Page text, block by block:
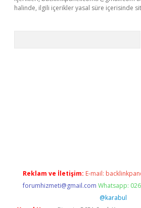
halinde, ilgili içerikler yasal süre içerisinde
Reklam ve İletişim: E-mail:
forumhizmeti@gmail.com Whatsapp:
@karabul